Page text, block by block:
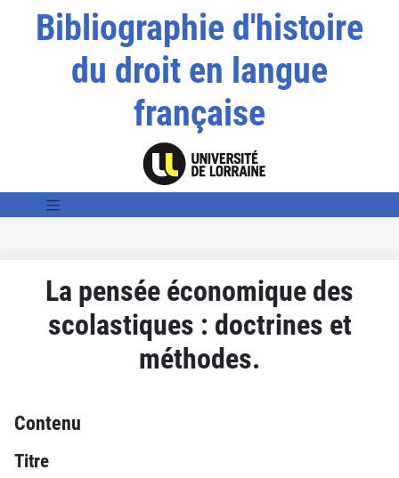
Bibliographie d'histoire
du droit en langue
française
La pensée économique des
scolastiques : doctrines et
méthodes.
Contenu
Titre